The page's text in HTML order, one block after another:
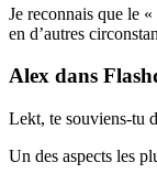
Je reconnais que le
en d’autres
Alex dans
Lekt, te souviens-tu
Un des aspects les